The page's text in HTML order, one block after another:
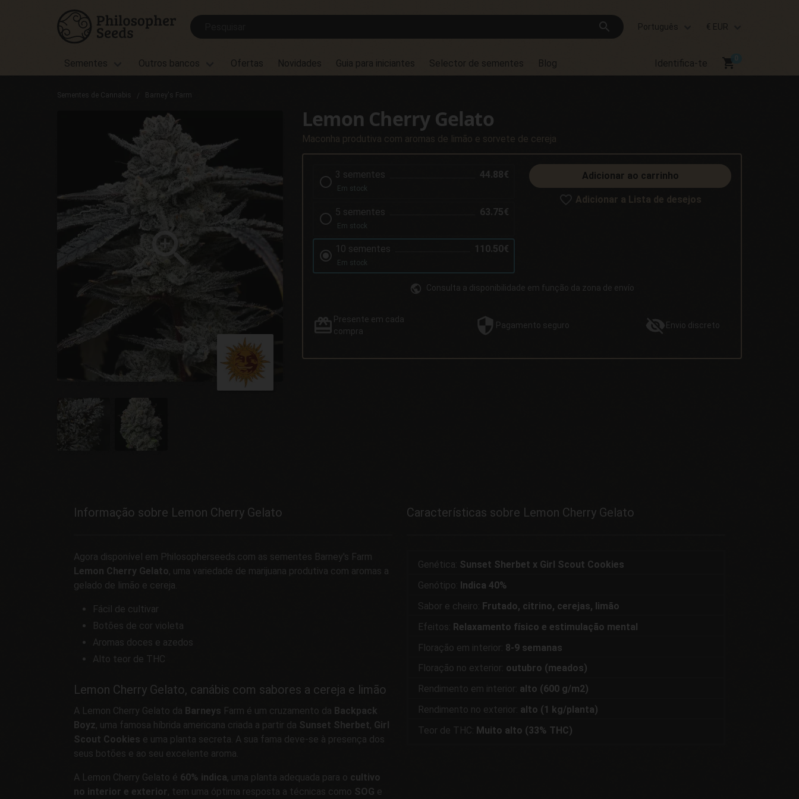
search Português € EUR
Sementes Outros bancos Ofertas Novidades Guia para iniciantes Selector de sementes Blog Identifica-te shopping_cart
Sementes de Cannabis Barney's Farm
Lemon Cherry Gelato
Maconha produtiva com aromas de limão e sorvete de cereja
3 sementes 44.88€
Em stock
5 sementes 63.75€
Em stock
10 sementes 110.50€
Em stock
Adicionar ao carrinho
Adicionar a Lista de desejos
Consulta a disponibilidade em função da zona de envío
Presente em cada
compra
Pagamento seguro Envio discreto
Informação sobre Lemon Cherry Gelato
Agora disponível em Philosopherseeds.com as sementes Barney's Farm
Lemon Cherry Gelato, uma variedade de marijuana produtiva com aromas a
gelado de limão e cereja.
Fácil de cultivar
Botões de cor violeta
Aromas doces e azedos
Alto teor de THC
Lemon Cherry Gelato, canábis com sabores a cereja e limão
A Lemon Cherry Gelato da Barneys Farm é um cruzamento da Backpack
Boyz, uma famosa híbrida americana criada a partir da Sunset Sherbet, Girl
Scout Cookies e uma planta secreta. A sua fama deve-se à presença dos
seus botões e ao seu excelente aroma.
A Lemon Cherry Gelato é 60% indica, uma planta adequada para o cultivo
no interior e exterior, tem uma óptima resposta a técnicas como SOG e
Características sobre Lemon Cherry Gelato
Genética: Sunset Sherbet x Girl Scout Cookies
Genótipo: Indica 40%
Sabor e cheiro: Frutado, citrino, cerejas, limão
Efeitos: Relaxamento físico e estimulação mental
Floração em interior: 8-9 semanas
Floração no exterior: outubro (meados)
Rendimento em interior: alto (600 g/m2)
Rendimento no exterior: alto (1 kg/planta)
Teor de THC: Muito alto (33% THC)